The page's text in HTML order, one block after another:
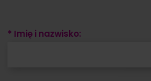
* Imię i nazwisko: